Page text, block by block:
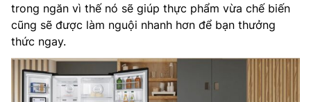
trong ngăn vì thế nó sẽ giúp thực phẩm vừa chế biến
cũng sẽ được làm nguội nhanh hơn để bạn thưởng
thức ngay.